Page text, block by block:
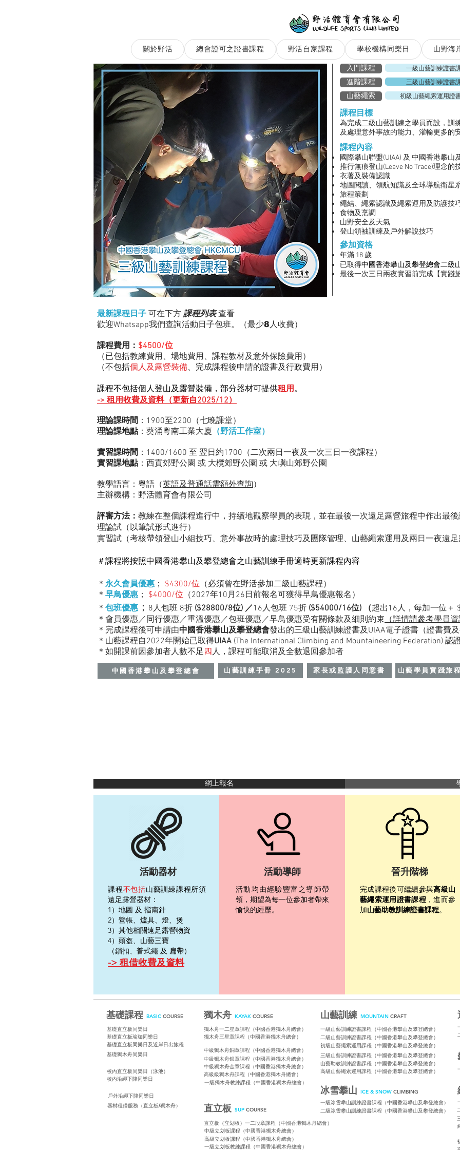
關於野活 總會證可之證書課程 野活自家課程 學校機構同樂日 山野海
入門課程 一級山藝訓練證書
進階課程 三級山藝訓練證書
山藝繩索 初級山藝繩索運用證
課程目標
為完成二級山藝訓練之學員而設，訓
及處理意外事故的能力、灌輸更多的
課程內容
國際攀山聯盟(UIAA) 及 中國香港攀山
推行無痕登山(Leave No Trace)理念的
衣著及裝備認識
地圖閱讀、領航知識及全球導航衛星
旅程策劃
繩結、繩索認識及繩索運用及防護技
食物及烹調
山野安全及天氣
登山領袖訓練及戶外解說技巧
參加資格
年滿 18 歲
已取得中國香港攀山及攀登總會二級
最後一次三日兩夜實習前完成【實踐
最新課程日子 可在下方 課程列表查看
歡迎Whatsapp我們查詢​活動日子包班。 （最少8人收費）
課程費用： $4500/位
（已包括教練費用、場地費用、課程教材及意外保險費用）
（不包括個人及露營裝備、 完成課程後申請的證書及行政費用）
課程不包括個人登山及露營裝備，部分器材可提供租用 。
-> 租用收費及資料（更新自2025/12）
理論課時間 ：1900至2200（七晚課堂）
理論課地點：葵涌粵南工業大廈 （野活工作室）
實習課時間 ：1400/1600 至 翌日約1700（二次兩日一夜及一次三日一夜課程）
實習課地點：西貢郊野公園 或 大欖郊野公園 或 大嶼山郊野公園
教學語言：粵語（英語及普通話需額外查詢）
主辦機構：野活體育會有限公司
評審方法： 教練在整個課程進行中，持續地觀察學員的表現，並在最後一次遠足露營旅程中作出最後
理論試（以筆試形式進行）
實習試（考核帶領登山小組技巧、意外事故時的處理技巧及團隊管理、山藝繩索運用及兩日一夜遠足
​＃課程將按照中國香港攀山及攀登總會之山藝訓練手冊適時更新課程內容
＊ 永久會員優惠； $4300/位 （必須曾在野活參加二級山藝課程）
＊ 早鳥優惠； $4000/位 （2027年10月26日前報名可獲得早鳥優惠報名）
＊ 包班優惠； 8人包班 8折 ($28800/8位) ／ 16人包班 75折 ($54000/16位) （超出16人，每加一位＋
＊會員優惠／同行優惠／重溫優惠／包班優惠／早鳥優惠受有關條款及細則約束（詳情請參考學員
＊ 完成課程後可申請由中國香港攀山及攀登總會發出的三級山藝訓練證書及UIAA電子證書（證書費
＊山藝課程自2022年開始已取得UIAA (The International Climbing and Mountaineering Federation) 認
＊如開課前因參加者人數不足 四人，課程可能取消及全數退回參加者
中國香港攀山及攀登總會 山藝訓練手冊 2025 家長或監護人同意書 山藝學員實踐旅
網上報名
活動器材
課程不包括山藝訓練課程所須
遠足露營器材：
1）地圖 及 指南針
2）營帳、爐具、燈、煲
3）其他相關遠足露營物資
4）頭盔、山藝三寶
（鎖扣、普式繩 及 扁帶）
-> 租借收費及資料
活動導師
活動均由經驗豐富之導師帶
領，期望為每一位參加者帶來
愉快的經歷。
晉升階梯
完成課程後可繼續參與高級山
藝繩索運用證書課程 ，進而參
加山藝助教訓練證書課程。
基礎課程 BASIC COURSE
基礎直立板同樂日
基礎直立板瑜珈同樂日
基礎直立板同樂日及近岸日出旅程
基礎獨木舟同樂日
校內直立板同樂日（泳池）
校內沿繩下降同樂日
獨木舟 KAYAK COURSE
獨木舟一二星章課程（中國香港獨木舟總會）
獨木舟三星章課程（中國香港獨木舟總會）
中級獨木舟銅章課程（中國香港獨木舟總會）
中級獨木舟銀章課程（中國香港獨木舟總會）
中級獨木舟金章課程（中國香港獨木舟總會）
高級級獨木舟課程（中國香港獨木舟總會）
一級獨木舟教練課程（中國香港獨木舟總會）
戶外沿繩下降同樂日
器材租借服務（直立板/獨木舟）
直立板 SUP COURSE
直立板（立划板）一二段章課程（中國香港獨木舟總會）
中級立划板課程（中國香港獨木舟總會）
高級立划板課程（中國香港獨木舟總會）
一級立划板教練課程（中國香港獨木舟總會）
山藝訓練 MOUNTAIN CRAFT
一級山藝訓練證書課程（中國香港攀山及攀登總會）
二級山藝訓練證書課程（中國香港攀山及攀登總會）
初級山藝繩索運用課程（中國香港攀山及攀登總會）
三級山藝訓練證書課程（中國香港攀山及攀登總會）
山藝助教訓練證書課程（中國香港攀山及攀登總會）
高級山藝繩索運用課程（中國香港攀山及攀登總會）
冰雪攀山 ICE & SNOW CLIMBING
一級冰雪攀山訓練證書課程（中國香港攀山及攀登總會）
二級冰雪攀山訓練證書課程（中國香港攀山及攀登總會）